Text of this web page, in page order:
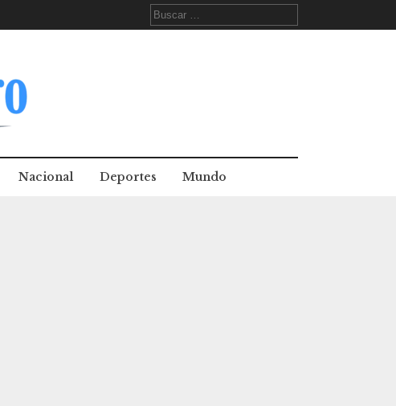
Buscar:
Nacional Deportes Mundo